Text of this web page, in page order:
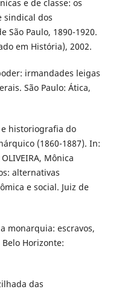
e de classe: os
sindical dos
São Paulo, 1890-1920.
em História), 2002.
irmandades leigas
São Paulo: Ática,
e historiografia do
(1860-1887). In:
Mônica
alternativas
e social. Juiz de
monarquia: escravos,
Horizonte:
das